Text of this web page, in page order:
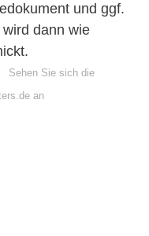
und ggf.
dann wie
Sehen Sie sich die
an